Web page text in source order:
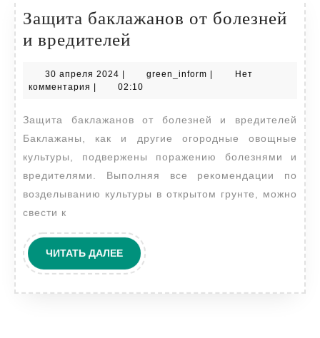
Защита баклажанов от болезней
и вредителей
от
и
вредителей
30 апреля 2024 30
апреля
green_inform green_inform
Нет
комментария
02:10
Защита баклажанов от болезней и вредителей
Баклажаны, как и другие огородные овощные
культуры, подвержены поражению болезнями и
вредителями. Выполняя все рекомендации по
возделыванию культуры в открытом грунте, можно
свести к
ЧИТАТЬ ДАЛЕЕЧИТАТЬ
ДАЛЕЕ